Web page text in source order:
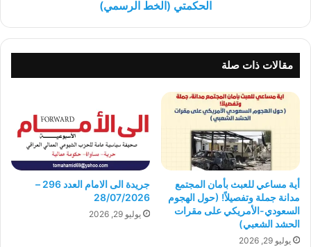
الحكمتي (الخط الرسمي)
مقالات ذات صلة
أية مساعي للعبث بأمان المجتمع
مدانة جملة وتفصيلاً! (حول الهجوم
السعودي-الأمريكي على مقرات
الحشد الشعبي)
يوليو 29, 2026
جريدة الى الامام العدد 296 –
28/07/2026
يوليو 29, 2026